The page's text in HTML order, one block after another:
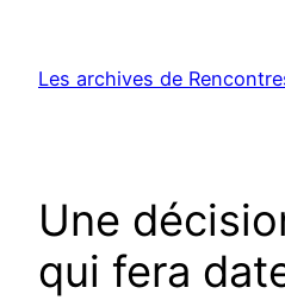
contenu
Les archives de
Une
qui fera